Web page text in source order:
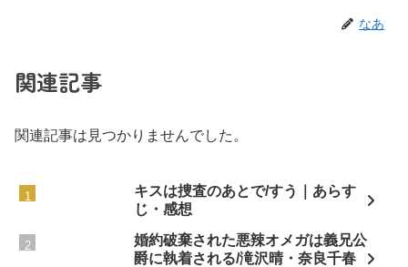
なあ
関連記事
関連記事は見つかりませんでした。
キスは捜査のあとで/すう｜あらす
じ・感想
婚約破棄された悪辣オメガは義兄公
爵に執着される/滝沢晴・奈良千春